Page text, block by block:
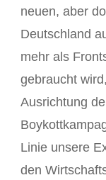
neuen, aber
Deutschland
mehr als
gebraucht
Ausrichtung
Linie unsere
den